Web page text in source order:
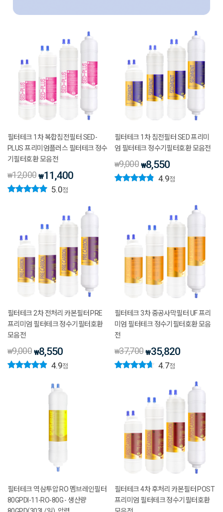
필터테크 1차 복합침전필터 SED-
PLUS 프리미엄플러스 필터테크 정수
기필터호환 모음전
₩12,000 ₩11,400
5.0점
필터테크 1차 침전필터 SED 프리미
엄 필터테크 정수기필터호환 모음전
₩9,000 ₩8,550
4.9점
필터테크 2차 전처리 카본필터 PRE
프리미엄 필터테크 정수기필터호환
모음전
₩9,000 ₩8,550
4.9점
필터테크 3차 중공사막필터 UF 프리
미엄 필터테크 정수기필터호환 모음
전
₩37,700 ₩35,820
4.7점
필터테크 역삼투압 RO 멤브레인필터
80GPDI-11-RO-80G - 생산량
필터테크 4차 후처리 카본필터 POST
프리미엄 필터테크 정수기필터호환